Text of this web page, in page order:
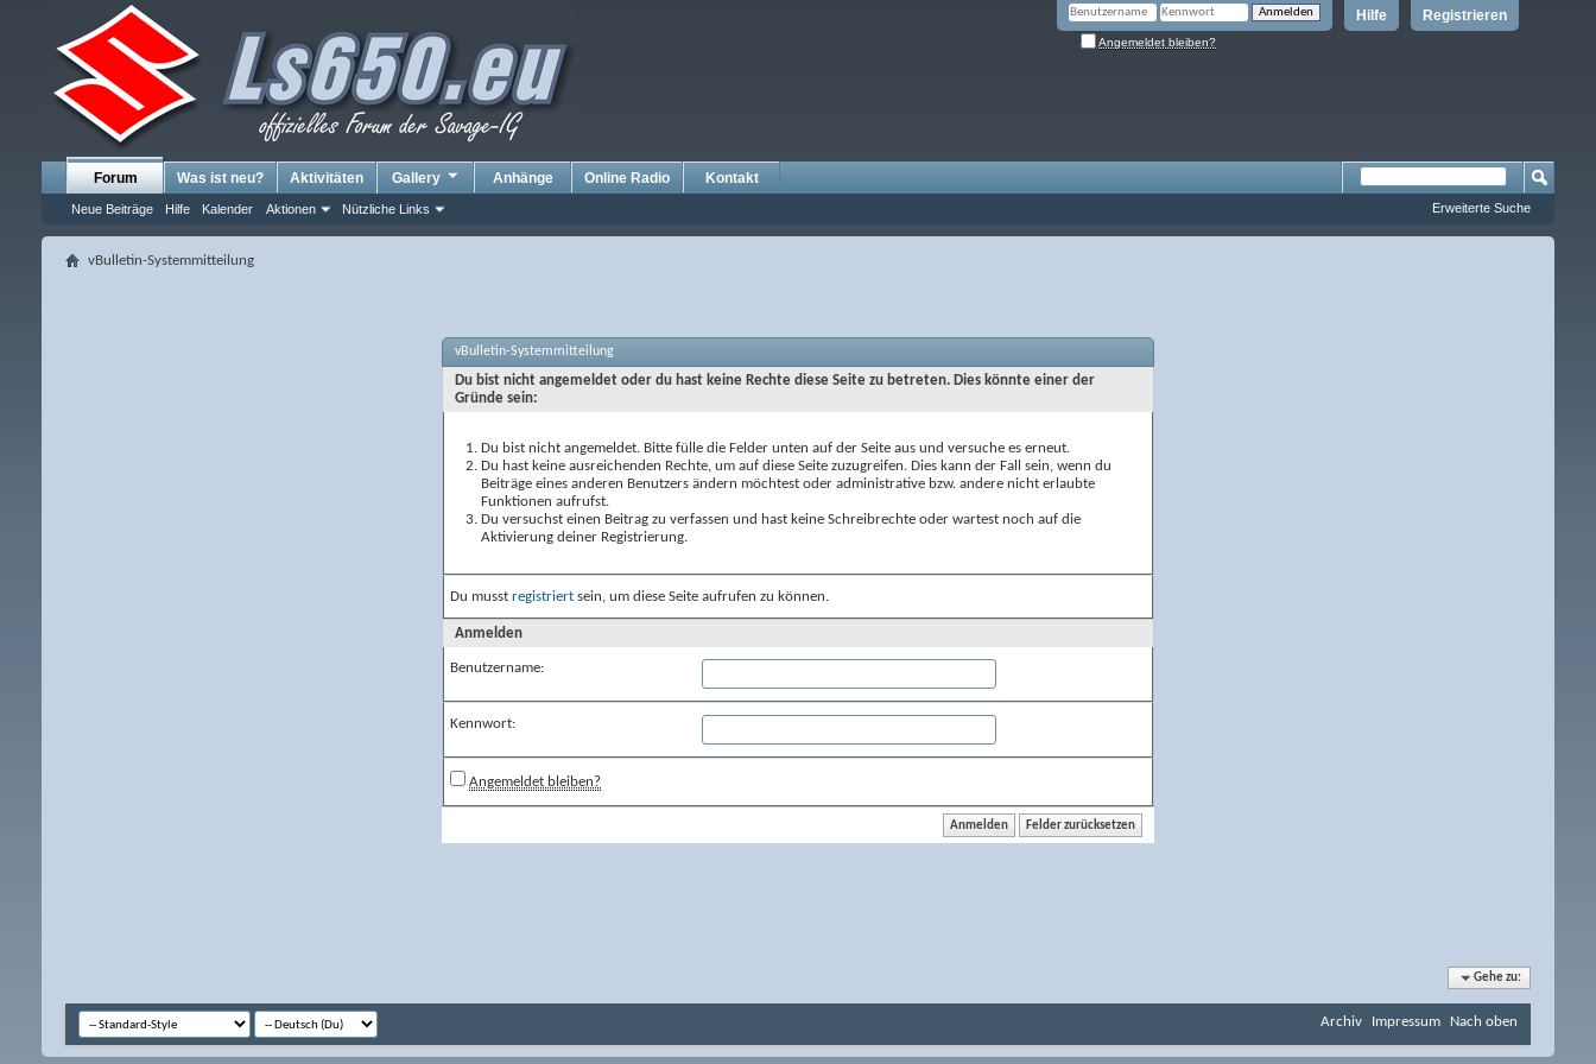
Registrieren
Hilfe
Angemeldet bleiben?
Forum
Neue Beiträge Hilfe Kalender Aktionen Nützliche Links
Was ist neu? Aktivitäten Gallery Anhänge Online Radio Kontakt
Erweiterte Suche
vBulletin-Systemmitteilung
vBulletin-Systemmitteilung
Du bist nicht angemeldet oder du hast keine Rechte diese Seite zu betreten. Dies könnte einer der
Gründe sein:
Du bist nicht angemeldet. Bitte fülle die Felder unten auf der Seite aus und versuche es erneut.
Du hast keine ausreichenden Rechte, um auf diese Seite zuzugreifen. Dies kann der Fall sein, wenn du
Beiträge eines anderen Benutzers ändern möchtest oder administrative bzw. andere nicht erlaubte
Funktionen aufrufst.
Du versuchst einen Beitrag zu verfassen und hast keine Schreibrechte oder wartest noch auf die
Aktivierung deiner Registrierung.
Du musst registriert sein, um diese Seite aufrufen zu können.
Anmelden
Benutzername:
Kennwort:
Angemeldet bleiben?
Gehe zu:
Archiv Impressum Nach oben